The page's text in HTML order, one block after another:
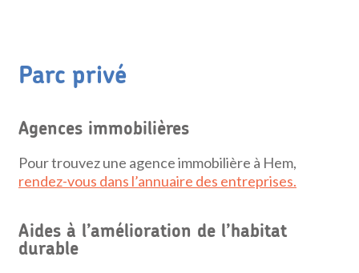
Parc privé
Agences immobilières
Pour trouvez une agence immobilière à Hem,
rendez-vous dans l’annuaire des entreprises.
Aides à l’amélioration de l’habitat
durable